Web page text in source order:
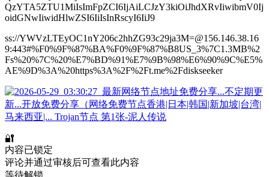
QzYTA5ZTU1MiIsImFpZCI6IjAiLCJzY3kiOiJhdXRvIiwibmV0Ij
oidGNwIiwidHlwZSI6IiIsInRscyI6IiJ9
ss://YWVzLTEyOC1nY206c2hhZG93c29ja3M=@156.146.38.16
9:443#%F0%9F%87%BA%F0%9F%87%B8US_3%7C1.3MB%2
Fs%20%7C%20%E7%BD%91%E7%9B%98%E6%90%9C%E5%
AE%9D%3A%20https%3A%2F%2Ft.me%2Fdiskseeker
🔐
内容已锁定
评论并通过审核后可查看此内容